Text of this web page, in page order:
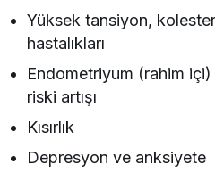
Yüksek tansiyon,
hastalıkları
Endometriyum (rahim içi)
riski artışı
Kısırlık
Depresyon ve anksiyete